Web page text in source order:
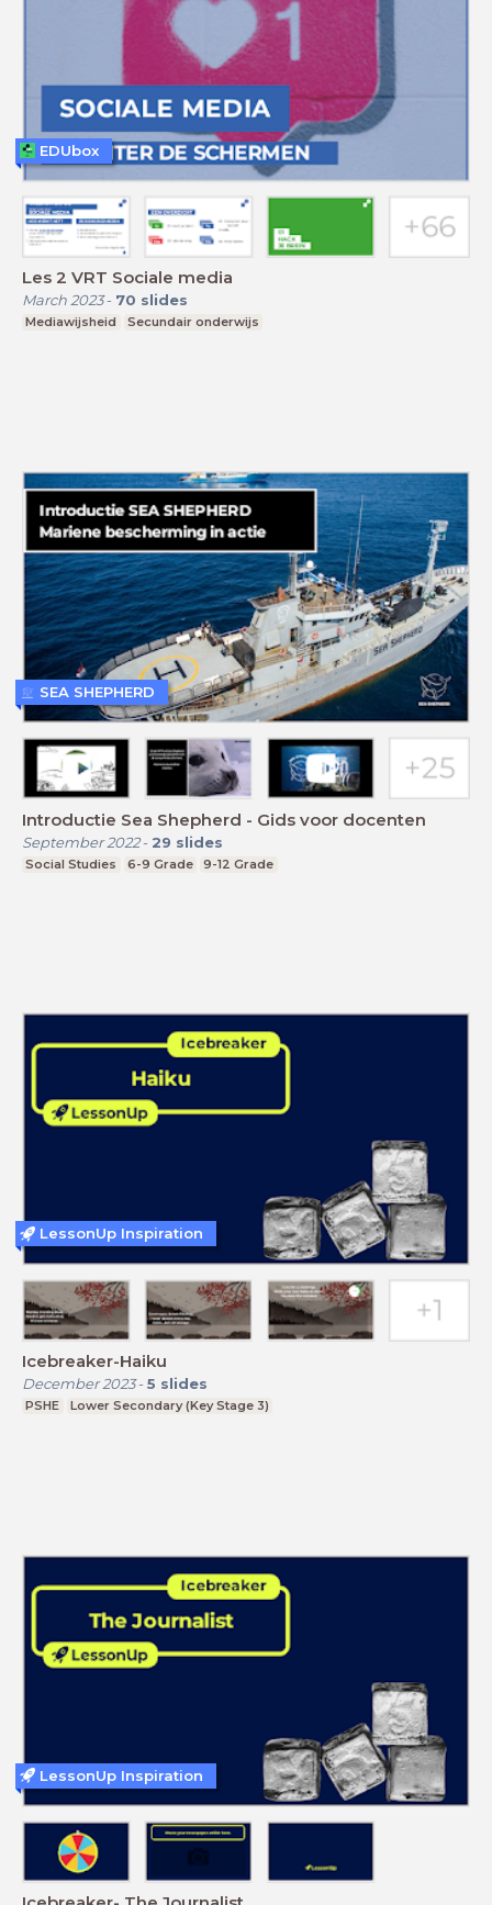
Les 2 VRT Sociale media
March 2023- 70 slides
Mediawijsheid Secundair onderwijs
EDUbox
Introductie Sea Shepherd - Gids voor docenten
September 2022- 29 slides
Social Studies 6-9 Grade 9-12 Grade
SEA SHEPHERD
Icebreaker-Haiku
December 2023- 5 slides
PSHE Lower Secondary (Key Stage 3)
LessonUp Inspiration
LessonUp Inspiration